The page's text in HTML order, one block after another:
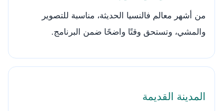
من أشهر معالم فالنسيا الحديثة، مناسبة للتصوير
والمشي، وتستحق وقتًا واضحًا ضمن البرنامج.
المدينة القديمة